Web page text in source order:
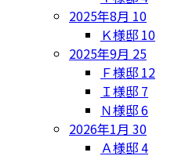
2025年8月 10
Ｋ様邸 10
2025年9月 25
Ｆ様邸 12
Ｉ様邸 7
Ｎ様邸6
2026年1月 30
Ａ様邸4